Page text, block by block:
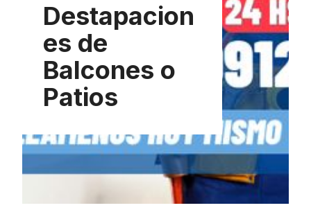
Destapacion
es de
Balcones o
Patios